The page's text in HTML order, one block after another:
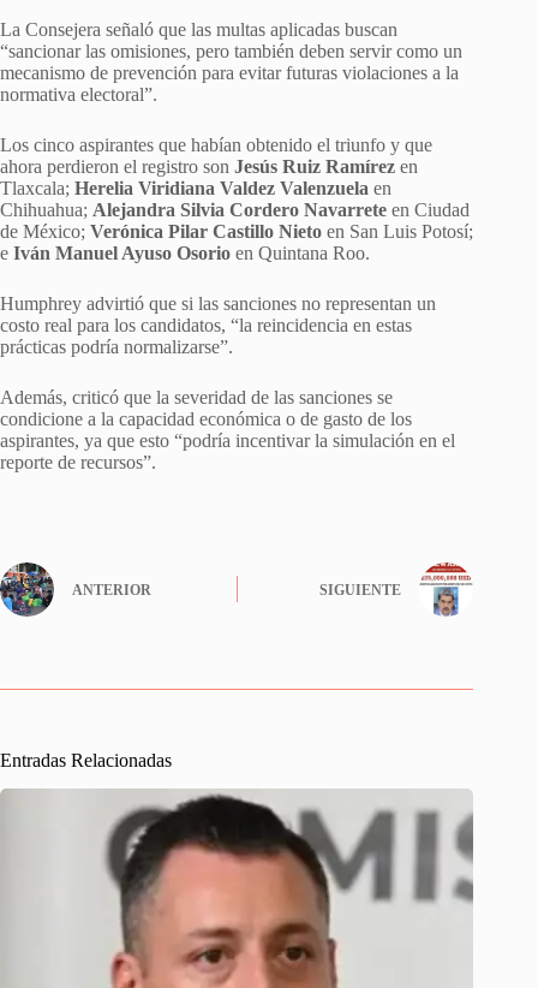
La Consejera señaló que las multas aplicadas buscan
“sancionar las omisiones, pero también deben servir como un
mecanismo de prevención para evitar futuras violaciones a la
normativa electoral”.
Los cinco aspirantes que habían obtenido el triunfo y que
ahora perdieron el registro son Jesús Ruiz Ramírez en
Tlaxcala; Herelia Viridiana Valdez Valenzuela en
Chihuahua; Alejandra Silvia Cordero Navarrete en Ciudad
de México; Verónica Pilar Castillo Nieto en San Luis Potosí;
e Iván Manuel Ayuso Osorio en Quintana Roo.
Humphrey advirtió que si las sanciones no representan un
costo real para los candidatos, “la reincidencia en estas
prácticas podría normalizarse”.
Además, criticó que la severidad de las sanciones se
condicione a la capacidad económica o de gasto de los
aspirantes, ya que esto “podría incentivar la simulación en el
reporte de recursos”.
ANTERIOR SIGUIENTE
Entradas Relacionadas